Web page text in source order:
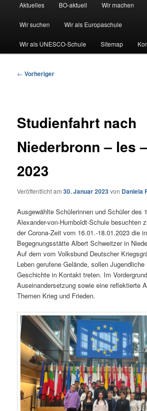
Aktuelles BO-aktuell Wir machen
Wir suchen Wir als Europaschule
Wir als UNESCO-Schule Sitemap
Beitragsnavigation
← Vorheriger
Studienfahrt nach
Niederbronn – les
2023
Veröffentlicht am30. Januar 2023von Daniela
Ausgewählte Schülerinnen und Schüler des
Alexander-von-Humboldt-Schule besuchten
der Corona-Zeit vom 16.01.-18.01.2023 die
Begegnungsstätte Albert Schweitzer in
Auf dem vom Volksbund Deutscher
Leben gerufene Gelände, sollen
Geschichte in Kontakt treten. Im
Auseinandersetzung sowie eine reflektierte
Themen Krieg und Frieden.